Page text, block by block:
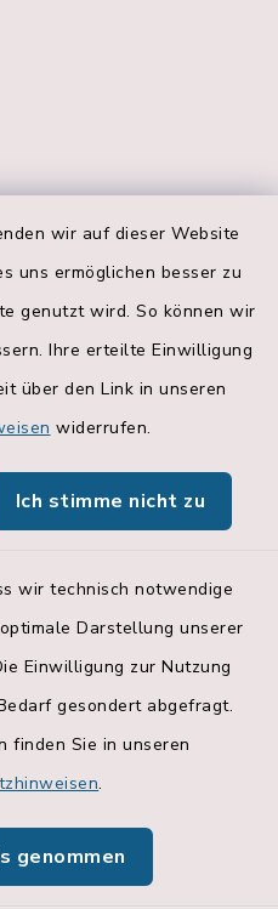
wir auf dieser Website
uns ermöglichen besser zu
genutzt wird. So können wir
Ihre erteilte Einwilligung
über den Link in unseren
widerrufen.
Ich stimme nicht zu
wir technisch notwendige
Darstellung unserer
Einwilligung zur Nutzung
gesondert abgefragt.
finden Sie in unseren
.
genommen